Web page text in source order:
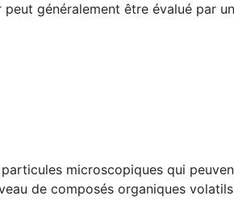
généralement être évalué par
microscopiques qui
de composés organiques